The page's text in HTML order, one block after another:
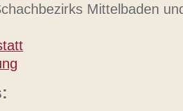
Mittelbaden